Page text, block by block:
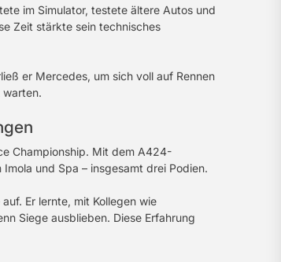
im Simulator, testete ältere Autos und
Zeit stärkte sein technisches
er Mercedes, um sich voll auf Rennen
Championship. Mit dem A424-
und Spa – insgesamt drei Podien.
Er lernte, mit Kollegen wie
Siege ausblieben. Diese Erfahrung